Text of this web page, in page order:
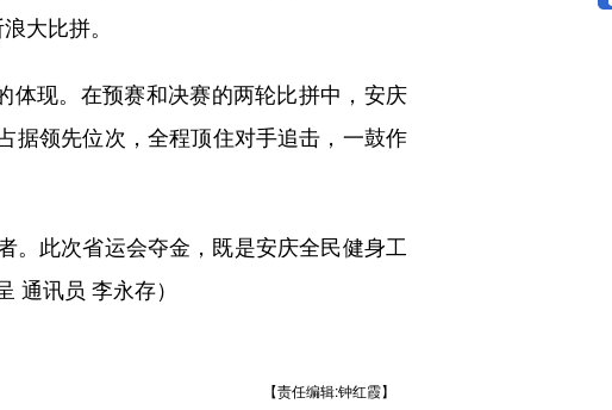
大比拼。
现。在预赛和决赛的两轮比拼中，安庆
据领先位次，全程顶住对手追击，一鼓作
此次省运会夺金，既是安庆全民健身工
通讯员 李永存）
【责任编辑:钟红霞】